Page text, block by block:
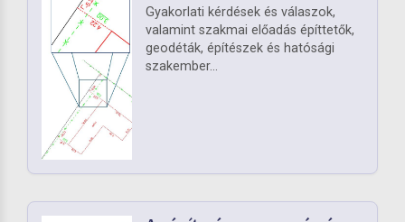
Gyakorlati kérdések és válaszok,
valamint szakmai előadás építtetők,
geodéták, építészek és hatósági
szakember...